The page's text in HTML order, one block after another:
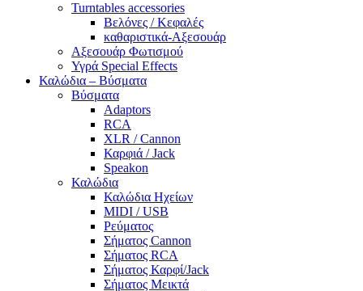
Turntables accessories
Βελόνες / Κεφαλές
καθαριστικά-Αξεσουάρ
Αξεσουάρ Φωτισμού
Υγρά Special Effects
Καλώδια – Βύσματα
Βύσματα
Adaptors
RCA
XLR / Cannon
Καρφιά / Jack
Speakon
Καλώδια
Καλώδια Ηχείων
MIDI / USB
Ρεύματος
Σήματος Cannon
Σήματος RCA
Σήματος Καρφί/Jack
Σήματος Μεικτά